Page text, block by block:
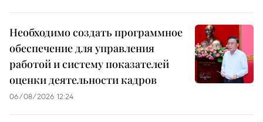
Необходимо создать программное
обеспечение для управления
работой и систему показателей
оценки деятельности кадров
06/08/2026 12:24